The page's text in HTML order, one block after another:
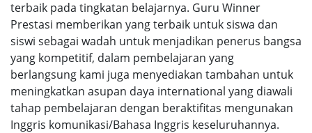
terbaik pada tingkatan belajarnya. Guru Winner
Prestasi memberikan yang terbaik untuk siswa dan
siswi sebagai wadah untuk menjadikan penerus bangsa
yang kompetitif, dalam pembelajaran yang
berlangsung kami juga menyediakan tambahan untuk
meningkatkan asupan daya international yang diawali
tahap pembelajaran dengan beraktifitas mengunakan
Inggris komunikasi/Bahasa Inggris keseluruhannya.